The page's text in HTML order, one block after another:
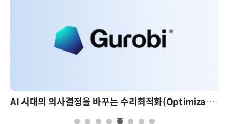
AI 시대의 의사결정을 바꾸는 수리최적화(Optimization): 실제 산업 적용 사례와 활용 전략